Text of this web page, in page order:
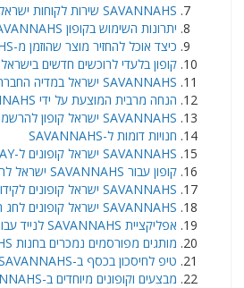
SAVANNAHS שירות לקוחות ישראל
יתרונות השימוש בקופון SAVANNAHS בישראל
כיצד אוכל להחזיר מוצר שהוזמן מ-SAVANNAHS מישראל?
קופון בלעדי לרוכשים חדשים בישראל
SAVANNAHS ישראל במדיה החברתית
הנחה מרבית המוצעת על ידי SAVANNAHS לרוכשים בישראל
SAVANNAHS ישראל קופון להרשמה לניוזלטר
חנויות דומות ל-SAVANNAHS
SAVANNAHS ישראל קופונים ל-BLACK FRIDAY
קופון עבור SAVANNAHS ישראל לתאריך 11.11
SAVANNAHS ישראל קופונים לקידום מכירות ליום שני בסייבר
SAVANNAHS ישראל קופונים לחג המולד
אפליקציית SAVANNAHS לנייד עבור אייפון ואנדרואיד
מותגים מפורסמים נמכרים בחנות SAVANNAHS
טיפ לחיסכון בכסף ב-SAVANNAHS ישראל
מבצעים וקופונים מיוחדים ב-SAVANNAHS ישראל